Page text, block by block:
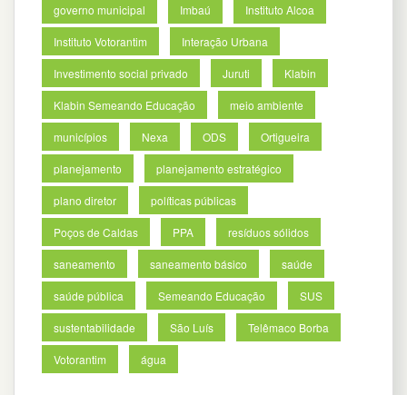
governo municipal Imbaú Instituto Alcoa
Instituto Votorantim Interação Urbana
Investimento social privado Juruti Klabin
Klabin Semeando Educação meio ambiente
municípios Nexa ODS Ortigueira
planejamento planejamento estratégico
plano diretor políticas públicas
Poços de Caldas PPA resíduos sólidos
saneamento saneamento básico saúde
saúde pública Semeando Educação SUS
sustentabilidade São Luís Telêmaco Borba
Votorantim água